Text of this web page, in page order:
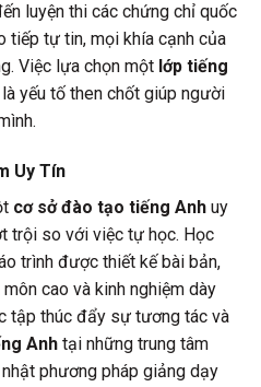
luyện thi các chứng chỉ quốc
tiếp tự tin, mọi khía cạnh của
Việc lựa chọn một lớp tiếng
yếu tố then chốt giúp người
Uy Tín
cơ sở đào tạo tiếng Anh uy
trội so với việc tự học. Học
trình được thiết kế bài bản,
cao và kinh nghiệm dày
tập thúc đẩy sự tương tác và
Anh tại những trung tâm
phương pháp giảng dạy